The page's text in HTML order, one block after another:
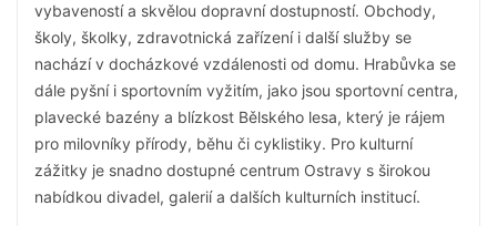
vybaveností a skvělou dopravní dostupností. Obchody,
školy, školky, zdravotnická zařízení i další služby se
nachází v docházkové vzdálenosti od domu. Hrabůvka se
dále pyšní i sportovním vyžitím, jako jsou sportovní centra,
plavecké bazény a blízkost Bělského lesa, který je rájem
pro milovníky přírody, běhu či cyklistiky. Pro kulturní
zážitky je snadno dostupné centrum Ostravy s širokou
nabídkou divadel, galerií a dalších kulturních institucí.